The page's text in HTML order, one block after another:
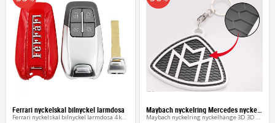
Ferrari nyckelskal bilnyckel larmdosa
Ferrari nyckelskal bilnyckel larmdosa 4 knappar Maybach nyckelring nyckelhänge 3D 3D design